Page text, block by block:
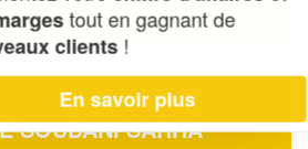
SOUDANI SARHA
tout en gagnant de
clients!
En savoir plus